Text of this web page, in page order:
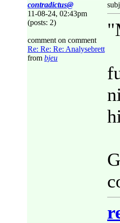
contradictus@
11-08-24, 02:43pm
(posts: 2)
comment on comment
Re: Re: Re: Analysebrett
from bjeu